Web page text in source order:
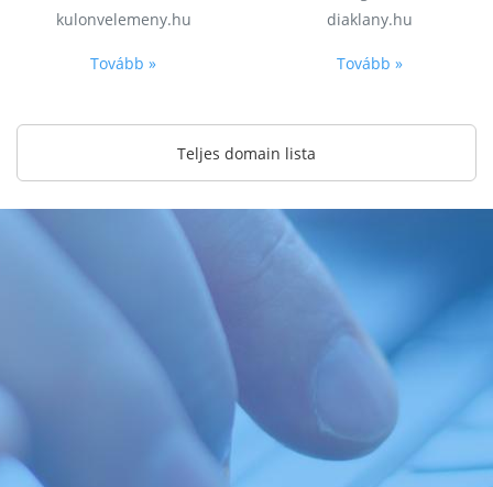
kulonvelemeny.hu
Tovább »
diaklany.hu
Tovább »
Teljes domain lista